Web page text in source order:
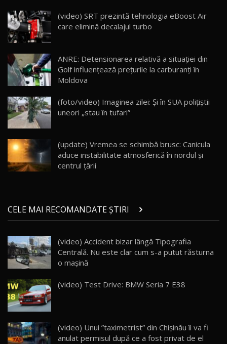
16
AutoBlogMD
13:10
17 20:06
Va fi modelul nr.1 BYD în Moldova? BYD Seal U
30:08
AutoBlog.MD
23:36
20
Noul ZEEKR 7X / Test Drive AutoBlog.MD
29:08
21
AutoBlog.MD
16:59
22
Noua Mazda 6e / Test Drive AutoBlog.MD
26:59
23
Lynk & Co 01 / Test Drive AutoBlog.MD
25:19
24
Van Electric Testat în Moldova / AutoBlog.MD
26:38
(video) SRT prezintă tehnologia eBoost Air
care elimină decalajul turbo
ANRE: Detensionarea relativă a situației din
Golf influențează prețurile la carburanți în
Moldova
(foto/video) Imaginea zilei: Și în SUA polițiștii
uneori „stau în tufari”
(update) Vremea se schimbă brusc: Canicula
aduce instabilitate atmosferică în nordul și
centrul țării
CELE MAI RECOMANDATE ȘTIRI
(video) Accident bizar lângă Tipografia
Centrală. Nu este clar cum s-a putut răsturna
o maşină
(video) Test Drive: BMW Seria 7 E38
(video) Unui ”taximetrist” din Chișinău îi va fi
anulat permisul după ce a fost privat de el